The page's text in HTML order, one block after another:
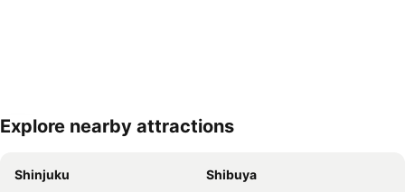
Haritayı genişlet
Explore nearby attractions
Shinjuku
Shibuya